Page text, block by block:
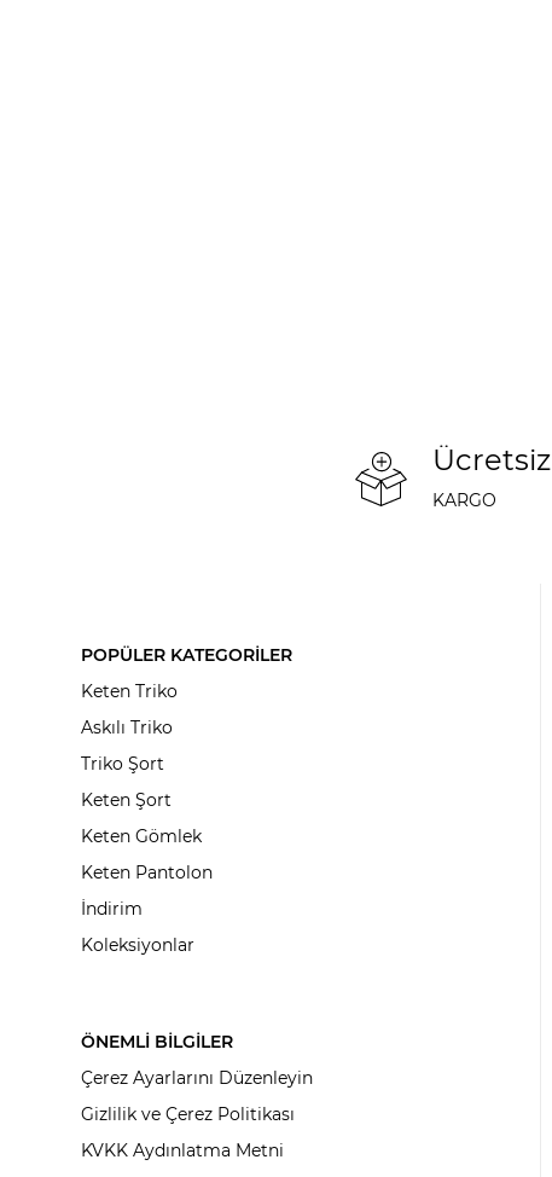
Ücretsiz
KARGO
POPÜLER KATEGORİLER
Keten Triko
Askılı Triko
Triko Şort
Keten Şort
Keten Gömlek
Keten Pantolon
İndirim
Koleksiyonlar
ÖNEMLİ BİLGİLER
Çerez Ayarlarını Düzenleyin
Gizlilik ve Çerez Politikası
KVKK Aydınlatma Metni